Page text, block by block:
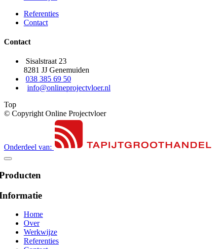
Referenties
Contact
Contact
Sisalstraat 23
8281 JJ Genemuiden
038 385 69 50
info@onlineprojectvloer.nl
Top
© Copyright Online Projectvloer
Onderdeel van:
Home
Over
Werkwijze
Referenties